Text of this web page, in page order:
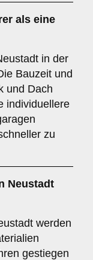
als eine
in der
Bauzeit und
und Dach
individuellere
zu
Neustadt
werden
gestiegen